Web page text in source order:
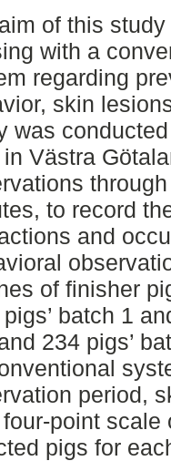
of this
with a
regarding
skin
was
Västra
to record
and
of finisher
batch 1
234 pigs’
period,
point scale
pigs for